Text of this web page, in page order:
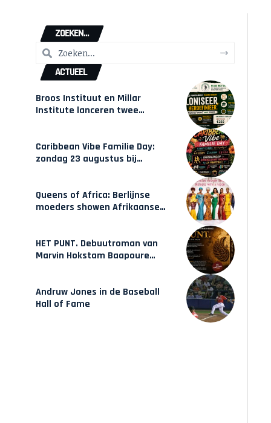
ZOEKEN...
ACTUEEL
Broos Instituut en Millar
Institute lanceren twee
Caribbean Vibe Familie Day:
zondag 23 augustus bij
Queens of Africa: Berlijnse
moeders showen Afrikaanse
HET PUNT. Debuutroman van
Marvin Hokstam Baapoure
Andruw Jones in de Baseball
Hall of Fame